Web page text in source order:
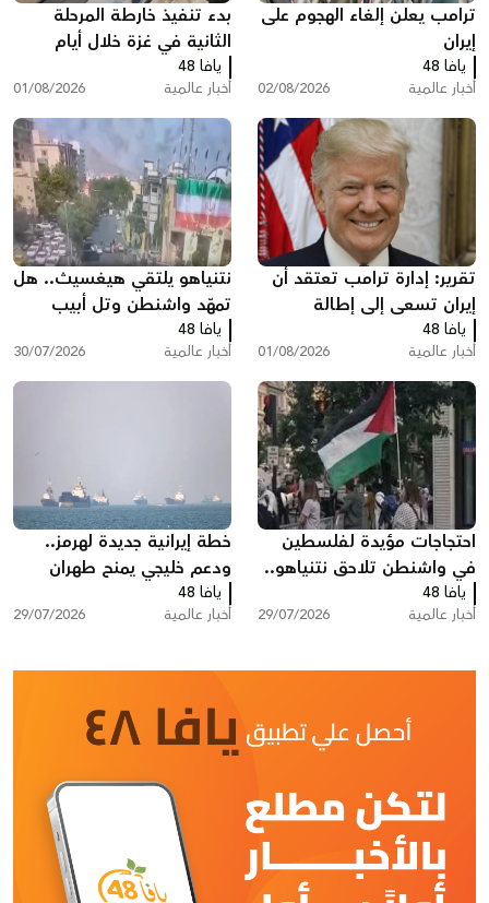
ترامب يعلن إلغاء الهجوم على
إيران
يافا 48
أخبار عالمية 02/08/2026
بدء تنفيذ خارطة المرحلة
الثانية في غزة خلال أيام
يافا 48
أخبار عالمية 01/08/2026
تقرير: إدارة ترامب تعتقد أن
إيران تسعى إلى إطالة
المفاوضات ودول خليجية
تدعو إلى تصعيد أمريكي
يافا 48
أخبار عالمية 01/08/2026
نتنياهو يلتقي هيغسيث.. هل
تمهّد واشنطن وتل أبيب
لضربة جديدة ضد إيران؟
يافا 48
أخبار عالمية 30/07/2026
احتجاجات مؤيدة لفلسطين
في واشنطن تلاحق نتنياهو..
هتافات وصفارات إنذار أمام
مقر إقامته
يافا 48
أخبار عالمية 29/07/2026
خطة إيرانية جديدة لهرمز..
ودعم خليجي يمنح طهران
نفوذا غير مسبوق
يافا 48
أخبار عالمية 29/07/2026